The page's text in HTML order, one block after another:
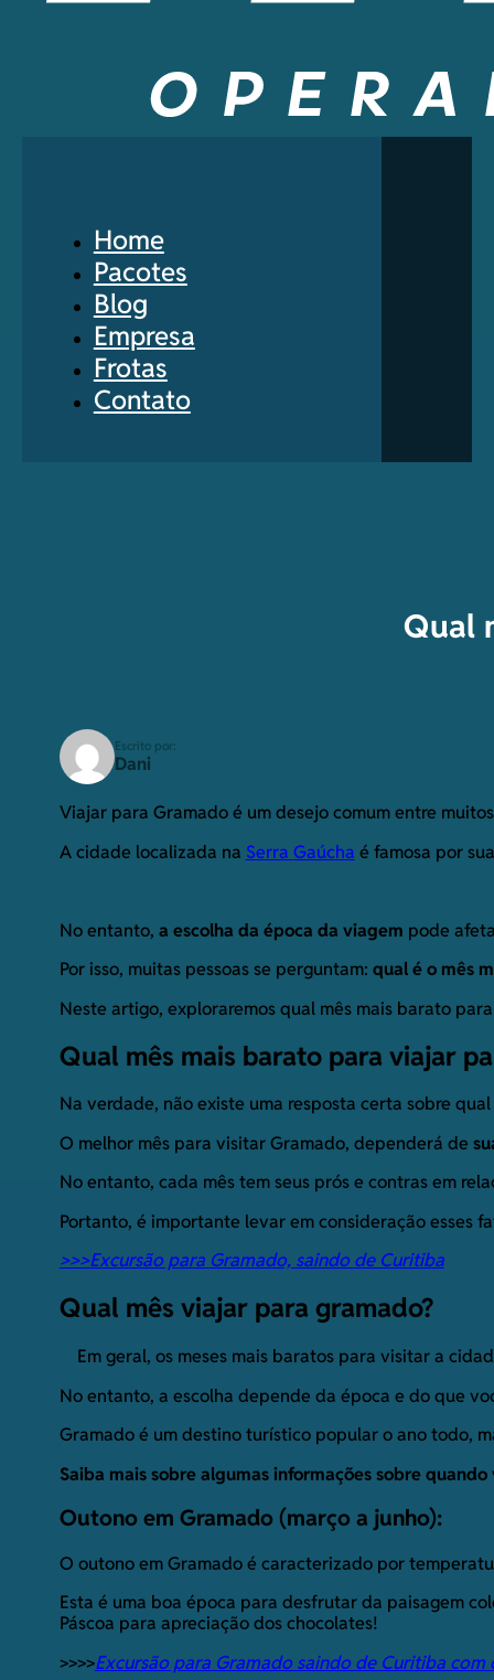
Home
Pacotes
Blog
Empresa
Frotas
Contato
Qual
Escrito por:
Dani
Viajar para Gramado é um desejo comum entre
A cidade localizada na Serra Gaúcha é famosa por
No entanto, a escolha da época da viagem pode
Por isso, muitas pessoas se perguntam: qual é o mês
Neste artigo, exploraremos qual mês mais barato
Qual mês mais barato para viajar
Na verdade, não existe uma resposta certa sobre
O melhor mês para visitar Gramado, dependerá de
No entanto, cada mês tem seus prós e contras em
Portanto, é importante levar em consideração esses
>>>Excursão para Gramado, saindo de Curitiba
Qual mês viajar para gramado?
Em geral, os meses mais baratos para visitar a
No entanto, a escolha depende da época e do que
Gramado é um destino turístico popular o ano todo,
Saiba mais sobre algumas informações sobre
Outono em Gramado (março a junho):
O outono em Gramado é caracterizado por
Esta é uma boa época para desfrutar da paisagem
Páscoa para apreciação dos chocolates!
>>>>Excursão para Gramado saindo de Curitiba